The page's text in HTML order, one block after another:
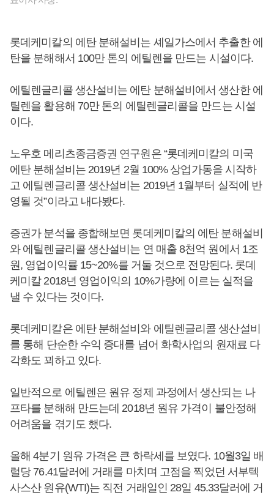
롯데케미칼의 에탄 분해설비는 셰일가스에서 추출한 에
탄을 분해해서 100만 톤의 에틸렌을 만드는 시설이다.
에틸렌글리콜 생산설비는 에탄 분해설비에서 생산한 에
틸렌을 활용해 70만 톤의 에틸렌글리콜을 만드는 시설
이다.
노우호 메리츠종금증권 연구원은 “롯데케미칼의 미국
에탄 분해설비는 2019년 2월 100% 상업가동을 시작하
고 에틸렌글리콜 생산설비는 2019년 1월부터 실적에 반
영될 것”이라고 내다봤다.
증권가 분석을 종합해보면 롯데케미칼의 에탄 분해설비
와 에틸렌글리콜 생산설비는 연 매출 8천억 원에서 1조
원, 영업이익률 15~20%를 거둘 것으로 전망된다. 롯데
케미칼 2018년 영업이익의 10%가량에 이르는 실적을
낼 수 있다는 것이다.
롯데케미칼은 에탄 분해설비와 에틸렌글리콜 생산설비
를 통해 단순한 수익 증대를 넘어 화학사업의 원재료 다
각화도 꾀하고 있다.
일반적으로 에틸렌은 원유 정제 과정에서 생산되는 나
프타를 분해해 만드는데 2018년 원유 가격이 불안정해
어려움을 겪기도 했다.
올해 4분기 원유 가격은 큰 하락세를 보였다. 10월3일 배
럴당 76.41달러에 거래를 마치며 고점을 찍었던 서부텍
사스산 원유(WTI)는 직전 거래일인 28일 45.33달러에 거